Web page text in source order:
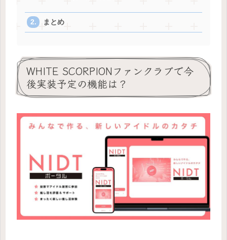
まとめ
WHITE SCORPIONファンクラブで今
後実装予定の機能は？